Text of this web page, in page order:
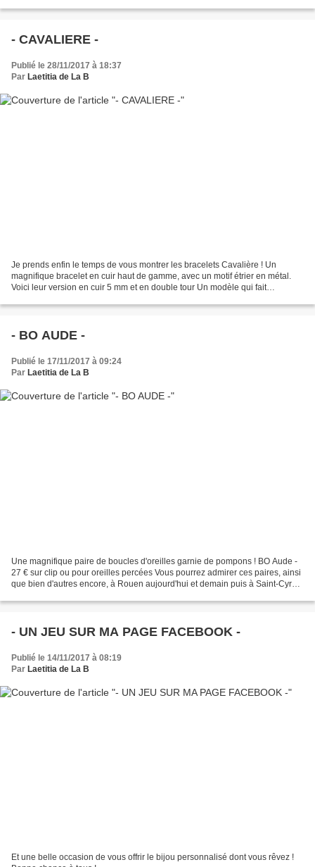
- CAVALIERE -
Publié le 28/11/2017 à 18:37
Par Laetitia de La B
Je prends enfin le temps de vous montrer les bracelets Cavalière ! Un
magnifique bracelet en cuir haut de gamme, avec un motif étrier en métal.
Voici leur version en cuir 5 mm et en double tour Un modèle qui fait
- BO AUDE -
Publié le 17/11/2017 à 09:24
Par Laetitia de La B
Une magnifique paire de boucles d'oreilles garnie de pompons ! BO Aude -
27 € sur clip ou pour oreilles percées Vous pourrez admirer ces paires, ainsi
que bien d'autres encore, à Rouen aujourd'hui et demain puis à Saint-Cyr
- UN JEU SUR MA PAGE FACEBOOK -
Publié le 14/11/2017 à 08:19
Par Laetitia de La B
Et une belle occasion de vous offrir le bijou personnalisé dont vous rêvez !